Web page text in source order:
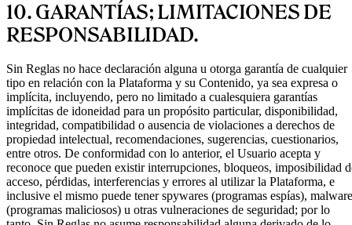
10. GARANTÍAS; LIMITACIONES DE
RESPONSABILIDAD.
Sin Reglas no hace declaración alguna u otorga garantía de cualquier
tipo en relación con la Plataforma y su Contenido, ya sea expresa o
implícita, incluyendo, pero no limitado a cualesquiera garantías
implícitas de idoneidad para un propósito particular, disponibilidad,
integridad, compatibilidad o ausencia de violaciones a derechos de
propiedad intelectual, recomendaciones, sugerencias, cuestionarios,
entre otros. De conformidad con lo anterior, el Usuario acepta y
reconoce que pueden existir interrupciones, bloqueos, imposibilidad
acceso, pérdidas, interferencias y errores al utilizar la Plataforma, e
inclusive el mismo puede tener spywares (programas espías),
(programas maliciosos) u otras vulneraciones de seguridad; por lo